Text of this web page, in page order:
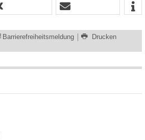
Barrierefreiheitsmeldung
Drucken